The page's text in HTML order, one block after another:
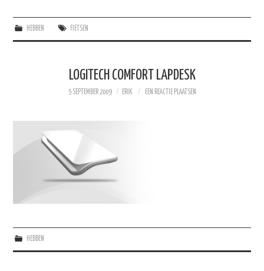
HEBBEN FIETSEN
LOGITECH COMFORT LAPDESK
5 SEPTEMBER 2009 ERIK EEN REACTIE PLAATSEN
HEBBEN